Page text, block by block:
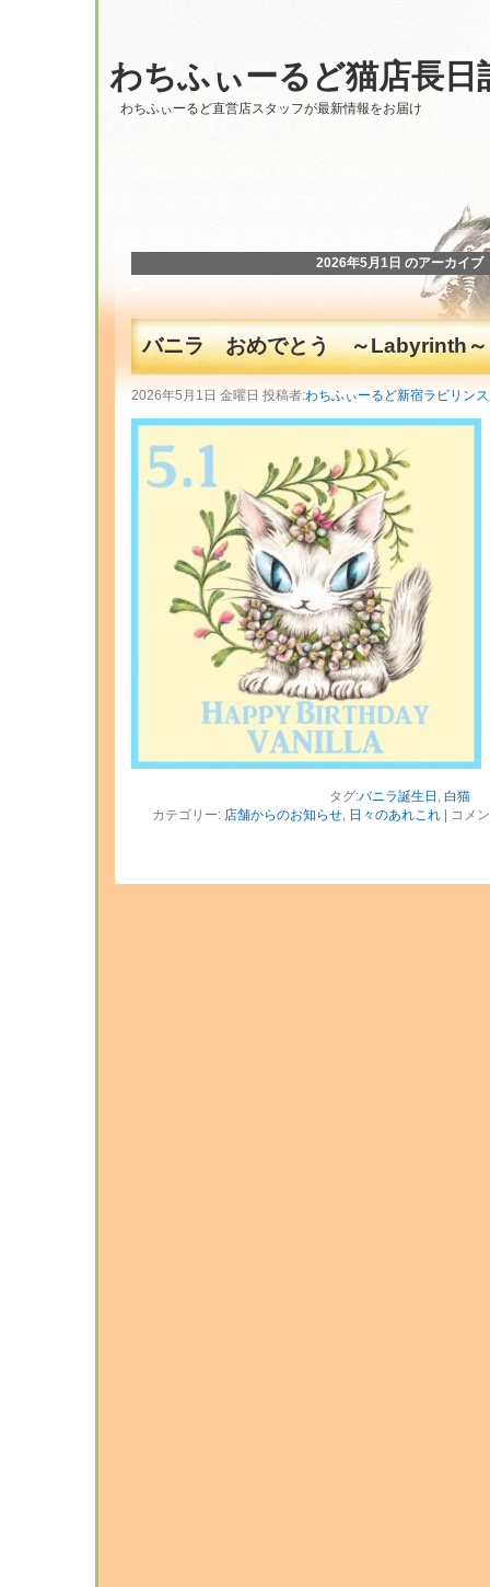
わちふぃーるど猫店長日
わちふぃーるど直営店スタッフが最新情報をお届け
2026年5月1日 のアーカイブ
バニラ おめでとう ～Labyrinth～
2026年5月1日 金曜日 投稿者:わちふぃーるど新宿ラビリン
タグ:バニラ誕生日 , 白猫
カテゴリー: 店舗からのお知らせ, 日々のあれこれ| コメ